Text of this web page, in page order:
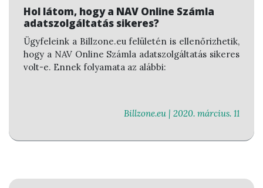
Hol látom, hogy a NAV Online Számla
adatszolgáltatás sikeres?
Ügyfeleink a Billzone.eu felületén is ellenőrizhetik,
hogy a NAV Online Számla adatszolgáltatás sikeres
volt-e. Ennek folyamata az alábbi:
Billzone.eu | 2020. március. 11